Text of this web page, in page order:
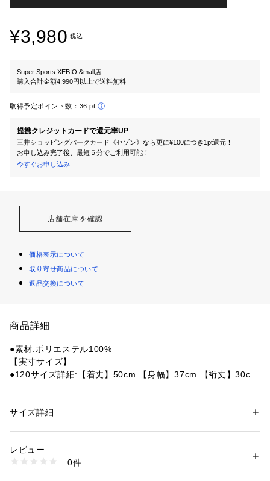
¥3,980 税込
Super Sports XEBIO &mall店
購入合計金額4,990円以上で送料無料
取得予定ポイント数： 36 pt
提携クレジットカードで還元率UP
三井ショッピングパークカード《セゾン》なら更に¥100につき1pt還元！
お申し込み完了後、最短５分でご利用可能！
今すぐお申し込み
店舗在庫を確認
価格表示について
取り寄せ商品について
返品交換について
商品詳細
●素材:ポリエステル100%
【実寸サイズ】
●120サイズ詳細:【着丈】50cm 【身幅】37cm 【裄丈】30cm
●130サイズ詳細:【着丈】53cm 【身幅】39cm 【裄丈】31.5c
●140サイズ詳細:【着丈】58cm 【身幅】40cm 【裄丈】33cm
【ウエスト】56cm 【ヒップ】86cm 【股上】23.5cm 【股
性別：キッズ・ベビー
ー・フットサルウェア
1540000445931
サイズ詳細
レビュー
0件